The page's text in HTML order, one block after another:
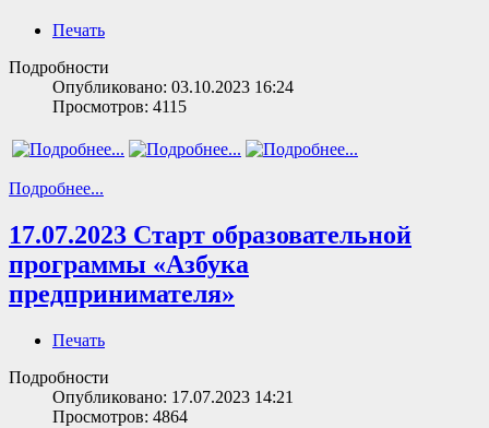
Печать
Подробности
Опубликовано: 03.10.2023 16:24
Просмотров: 4115
Подробнее...
17.07.2023 Старт образовательной
программы «Азбука
предпринимателя»
Печать
Подробности
Опубликовано: 17.07.2023 14:21
Просмотров: 4864